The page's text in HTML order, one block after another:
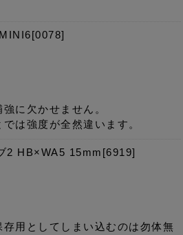
に欠かせません。
は強度が全然違います。
2 HB×WA5 15mm[6919]
用としてしまい込むのは勿体無